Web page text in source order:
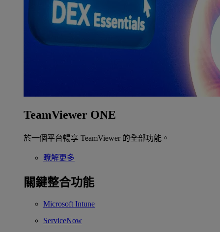
TeamViewer ONE
於一個平台暢享 TeamViewer 的全部功能。
瞭解更多
關鍵整合功能
Microsoft Intune
ServiceNow